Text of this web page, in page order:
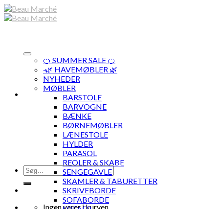
Skip
to
Søg
efter:
Ingen varer i kurven.
🍊 SUMMER SALE 🍊
·🌿 HAVEMØBLER 🌿
NYHEDER
MØBLER
BARSTOLE
BARVOGNE
BÆNKE
BØRNEMØBLER
LÆNESTOLE
HYLDER
PARASOL
REOLER & SKABE
SENGEGAVLE
SKAMLER & TABURETTER
SKRIVEBORDE
SOFABORDE